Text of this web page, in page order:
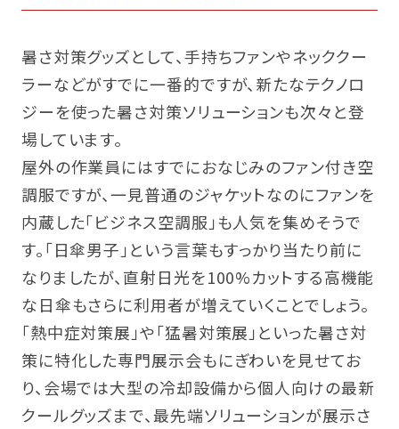
暑さ対策グッズとして、手持ちファンやネッククー
ラーなどがすでに一番的ですが、新たなテクノロ
ジーを使った暑さ対策ソリューションも次々と登
場しています。
屋外の作業員にはすでにおなじみのファン付き空
調服ですが、一見普通のジャケットなのにファンを
内蔵した「ビジネス空調服」も人気を集めそうで
す。「日傘男子」という言葉もすっかり当たり前に
なりましたが、直射日光を100%カットする高機能
な日傘もさらに利用者が増えていくことでしょう。
「熱中症対策展」や「猛暑対策展」といった暑さ対
策に特化した専門展示会もにぎわいを見せてお
り、会場では大型の冷却設備から個人向けの最新
クールグッズまで、最先端ソリューションが展示さ